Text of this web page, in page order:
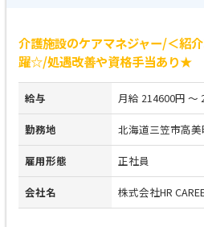
介護施設のケアマネジャー/＜紹
躍☆/処遇改善や資格手当あり★
給与 月給 214600円 ～
勤務地 北海道三笠市高美
雇用形態 正社員
会社名 株式会社HR